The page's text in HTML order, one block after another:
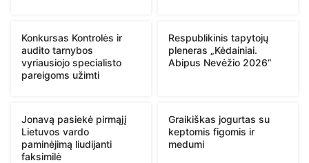
Konkursas Kontrolės ir
audito tarnybos
vyriausiojo specialisto
pareigoms užimti
Respublikinis tapytojų
pleneras „Kėdainiai.
Abipus Nevėžio 2026“
Jonavą pasiekė pirmąjį
Lietuvos vardo
paminėjimą liudijanti
faksimilė
Graikiškas jogurtas su
keptomis figomis ir
medumi